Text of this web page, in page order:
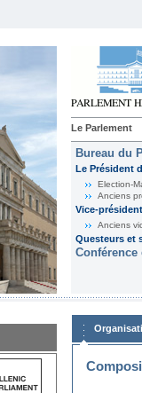
Le Parlement
Bureau du
Le Président
Election-
Anciens
Vice-
Anciens
Questeurs et